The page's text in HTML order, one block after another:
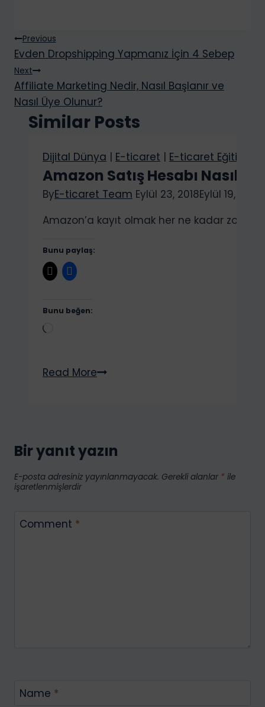
l
e
n
i
y
o
Yazı
gezinmesi
Previous
Evden Dropshipping Yapmanız İçin 4 Sebep
Next
Affiliate Marketing Nedir, Nasıl Başlanır ve
Nasıl Üye Olunur?
Similar Posts
Dijital Dünya | E-ticaret | E-ticaret Eğitimi
Amazon Satış Hesabı Nasıl
ByE-ticaret Team Eylül 23, 2018Eylül 19, 2022
Amazon’a kayıt olmak her ne kadar zor
Bunu paylaş:
Bunu beğen:
Read MoreAmazon
Dropshipping
FBA
Bir yanıt yazın
E-posta adresiniz yayınlanmayacak. Gerekli alanlar * ile
işaretlenmişlerdir
Comment *
Name *